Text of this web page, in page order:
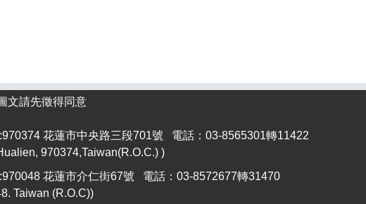
文請先徵得同意
花蓮市中央路三段701號 電話：03-8565301轉11422
970374,Taiwan(R.O.C.) )
花蓮市介仁街67號 電話：03-8572677轉31470
Taiwan (R.O.C))